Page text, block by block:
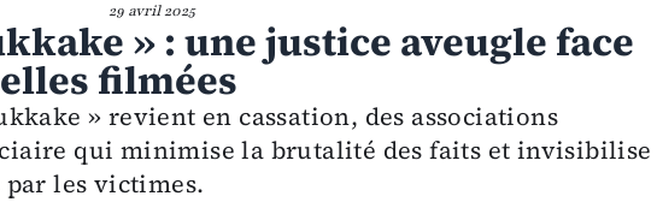
29 avril 2025
» : une justice aveugle face
filmées
» revient en cassation, des associations
qui minimise la brutalité des faits et invisibilise
les victimes.